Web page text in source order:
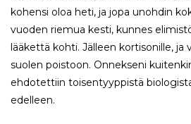
kohensi oloa heti, ja jopa unohdin
vuoden riemua kesti, kunnes
lääkettä kohti. Jälleen kortisonille, ja
suolen poistoon. Onnekseni
ehdotettiin toisentyyppistä
edelleen.